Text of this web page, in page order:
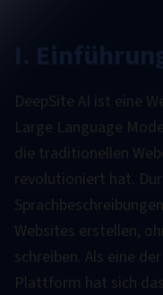
I.
DeepSite AI ist eine
Large Language
die traditionellen
revolutioniert hat.
Websites erstellen,
schreiben. Als eine
Plattform hat sich